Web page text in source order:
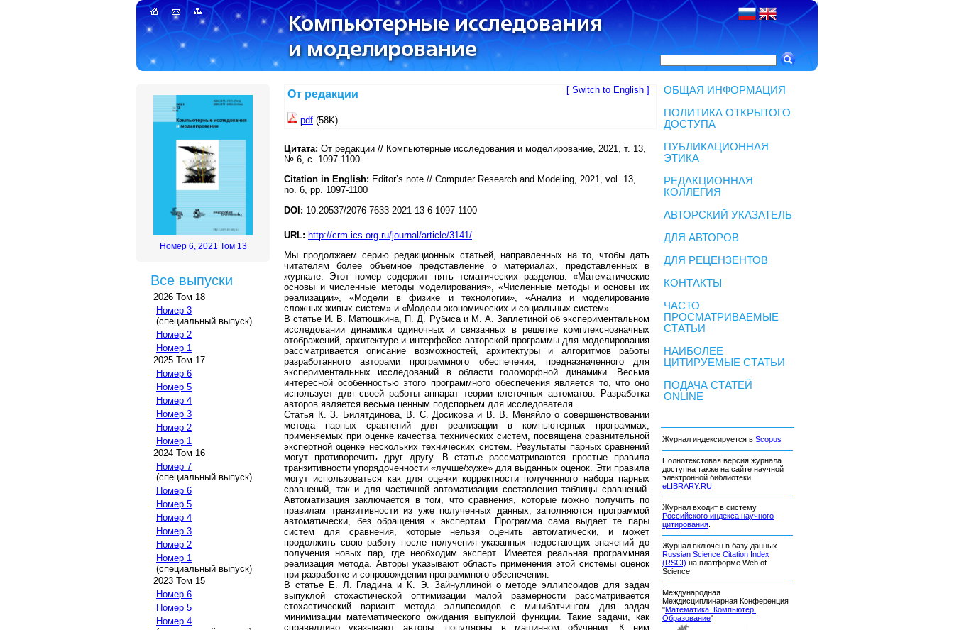
Номер 6, 2021 Том 13
Все выпуски
2026 Том 18
Номер 3
(специальный выпуск)
Номер 2
Номер 1
2025 Том 17
Номер 6
Номер 5
Номер 4
Номер 3
Номер 2
Номер 1
2024 Том 16
Номер 7
(специальный выпуск)
Номер 6
Номер 5
Номер 4
Номер 3
Номер 2
Номер 1
(специальный выпуск)
2023 Том 15
Номер 6
Номер 5
Номер 4
[ Switch to English ]
От редакции
pdf (58K)
Цитата: От редакции // Компьютерные исследования и моделирование, 2021, т. 13,
№ 6, с. 1097-1100
Citation in English: Editor’s note // Computer Research and Modeling, 2021, vol. 13,
no. 6, pp. 1097-1100
DOI: 10.20537/2076-7633-2021-13-6-1097-1100
URL: http://crm.ics.org.ru/journal/article/3141/
Мы продолжаем серию редакционных статьей, направленных на то, чтобы дать
читателям более объемное представление о материалах, представленных в
журнале. Этот номер содержит пять тематических разделов: «Математические
основы и численные методы моделирования», «Численные методы и основы их
реализации», «Модели в физике и технологии», «Анализ и моделирование
сложных живых систем» и «Модели экономических и социальных систем».
В статье И. В. Матюшкина, П. Д. Рубиса и М. А. Заплетиной об экспериментальном
исследовании динамики одиночных и связанных в решетке комплекснозначных
отображений, архитектуре и интерфейсе авторской программы для моделирования
рассматривается описание возможностей, архитектуры и алгоритмов работы
разработанного авторами программного обеспечения, предназначенного для
экспериментальных исследований в области голоморфной динамики. Весьма
интересной особенностью этого программного обеспечения является то, что оно
использует для своей работы аппарат теории клеточных автоматов. Разработка
авторов является весьма ценным подспорьем для исследователя.
Статья К. З. Билятдинова, В. С. Досикова и В. В. Меняйло о совершенствовании
метода парных сравнений для реализации в компьютерных программах,
применяемых при оценке качества технических систем, посвящена сравнительной
экспертной оценке нескольких технических систем. Результаты парных сравнений
могут противоречить друг другу. В статье рассматриваются простые правила
транзитивности упорядоченности «лучше/хуже» для выданных оценок. Эти правила
могут использоваться как для оценки корректности полученного набора парных
сравнений, так и для частичной автоматизации составления таблицы сравнений.
Автоматизация заключается в том, что сравнения, которые можно получить по
правилам транзитивности из уже полученных данных, заполняются программой
автоматически, без обращения к экспертам. Программа сама выдает те пары
систем для сравнения, которые нельзя оценить автоматически, и может
продолжить свою работу после получения указанных недостающих значений до
получения новых пар, где необходим эксперт. Имеется реальная программная
реализация метода. Авторы указывают область применения этой системы оценок
при разработке и сопровождении программного обеспечения.
В статье Е. Л. Гладина и К. Э. Зайнуллиной о методе эллипсоидов для задач
выпуклой стохастической оптимизации малой размерности рассматривается
стохастический вариант метода эллипсоидов с минибатчингом для задач
минимизации математического ожидания выпуклой функции. Такие задачи, как
справедливо указывают авторы, популярны в машинном обучении. К ним
ОБЩАЯ ИНФОРМАЦИЯ
ПОЛИТИКА ОТКРЫТОГО
ДОСТУПА
ПУБЛИКАЦИОННАЯ
ЭТИКА
РЕДАКЦИОННАЯ
КОЛЛЕГИЯ
АВТОРСКИЙ УКАЗАТЕЛЬ
ДЛЯ АВТОРОВ
ДЛЯ РЕЦЕНЗЕНТОВ
КОНТАКТЫ
ЧАСТО
ПРОСМАТРИВАЕМЫЕ
СТАТЬИ
НАИБОЛЕЕ
ЦИТИРУЕМЫЕ СТАТЬИ
ПОДАЧА СТАТЕЙ
ONLINE
Журнал индексируется в Scopus
Полнотекстовая версия журнала
доступна также на сайте научной
электронной библиотеки
eLIBRARY.RU
Журнал входит в систему
Российского индекса научного
цитирования
Журнал включен в базу данных
Russian Science Citation Index
(RSCI) на платформе Web of
Science
Международная
Междисциплинарная Конференция
"Математика. Компьютер.
Образование"